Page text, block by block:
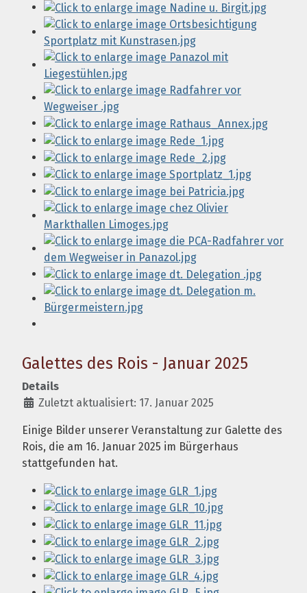
Galettes des Rois - Januar 2025
Details
Zuletzt aktualisiert: 17. Januar 2025
Einige Bilder unserer Veranstaltung zur Galette des
Rois, die am 16. Januar 2025 im Bürgerhaus
stattgefunden hat.